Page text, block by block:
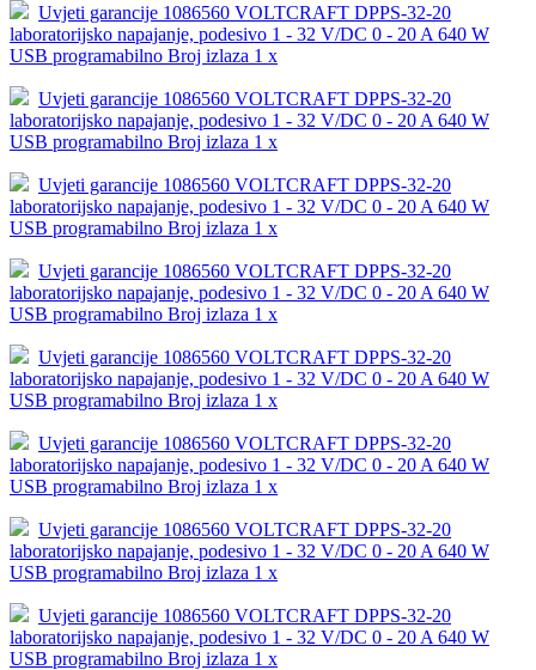
Uvjeti garancije 1086560 VOLTCRAFT DPPS-32-20
laboratorijsko napajanje, podesivo 1 - 32 V/DC 0 - 20 A 640 W
USB programabilno Broj izlaza 1 x
Uvjeti garancije 1086560 VOLTCRAFT DPPS-32-20
laboratorijsko napajanje, podesivo 1 - 32 V/DC 0 - 20 A 640 W
USB programabilno Broj izlaza 1 x
Uvjeti garancije 1086560 VOLTCRAFT DPPS-32-20
laboratorijsko napajanje, podesivo 1 - 32 V/DC 0 - 20 A 640 W
USB programabilno Broj izlaza 1 x
Uvjeti garancije 1086560 VOLTCRAFT DPPS-32-20
laboratorijsko napajanje, podesivo 1 - 32 V/DC 0 - 20 A 640 W
USB programabilno Broj izlaza 1 x
Uvjeti garancije 1086560 VOLTCRAFT DPPS-32-20
laboratorijsko napajanje, podesivo 1 - 32 V/DC 0 - 20 A 640 W
USB programabilno Broj izlaza 1 x
Uvjeti garancije 1086560 VOLTCRAFT DPPS-32-20
laboratorijsko napajanje, podesivo 1 - 32 V/DC 0 - 20 A 640 W
USB programabilno Broj izlaza 1 x
Uvjeti garancije 1086560 VOLTCRAFT DPPS-32-20
laboratorijsko napajanje, podesivo 1 - 32 V/DC 0 - 20 A 640 W
USB programabilno Broj izlaza 1 x
Uvjeti garancije 1086560 VOLTCRAFT DPPS-32-20
laboratorijsko napajanje, podesivo 1 - 32 V/DC 0 - 20 A 640 W
USB programabilno Broj izlaza 1 x